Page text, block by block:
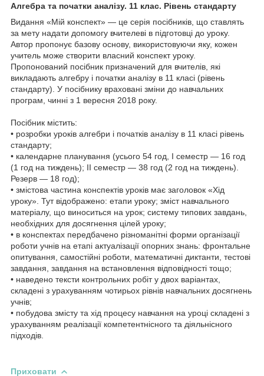
Алгебра та початки аналізу. 11 клас. Рівень стандарту
Видання «Мій конспект» — це серія посібників, що ставлять
за мету надати допомогу вчителеві в підготовці до уроку.
Автор пропонує базову основу, використовуючи яку, кожен
учитель може створити власний конспект уроку.
Пропонований посібник призначений для вчителів, які
викладають алгебру і початки аналізу в 11 класі (рівень
стандарту). У посібнику враховані зміни до навчальних
програм, чинні з 1 вересня 2018 року.
Посібник містить:
• розробки уроків алгебри і початків аналізу в 11 класі рівень
стандарту;
• календарне планування (усього 54 год, І семестр — 16 год
(1 год на тиждень); ІІ семестр — 38 год (2 год на тиждень).
Резерв — 18 год);
• змістова частина конспектів уроків має заголовок «Хід
уроку». Тут відображено: етапи уроку; зміст навчального
матеріалу, що виноситься на урок; систему типових завдань,
необхідних для досягнення цілей уроку;
• в конспектах передбачено різноманітні форми організації
роботи учнів на етапі актуалізації опорних знань: фронтальне
опитування, самостійні роботи, математичні диктанти, тестові
завдання, завдання на встановлення відповідності тощо;
• наведено тексти контрольних робіт у двох варіантах,
складені з урахуванням чотирьох рівнів навчальних досягнень
учнів;
• побудова змісту та хід процесу навчання на уроці складені з
урахуванням реалізації компетентнісного та діяльнісного
підходів.
Приховати